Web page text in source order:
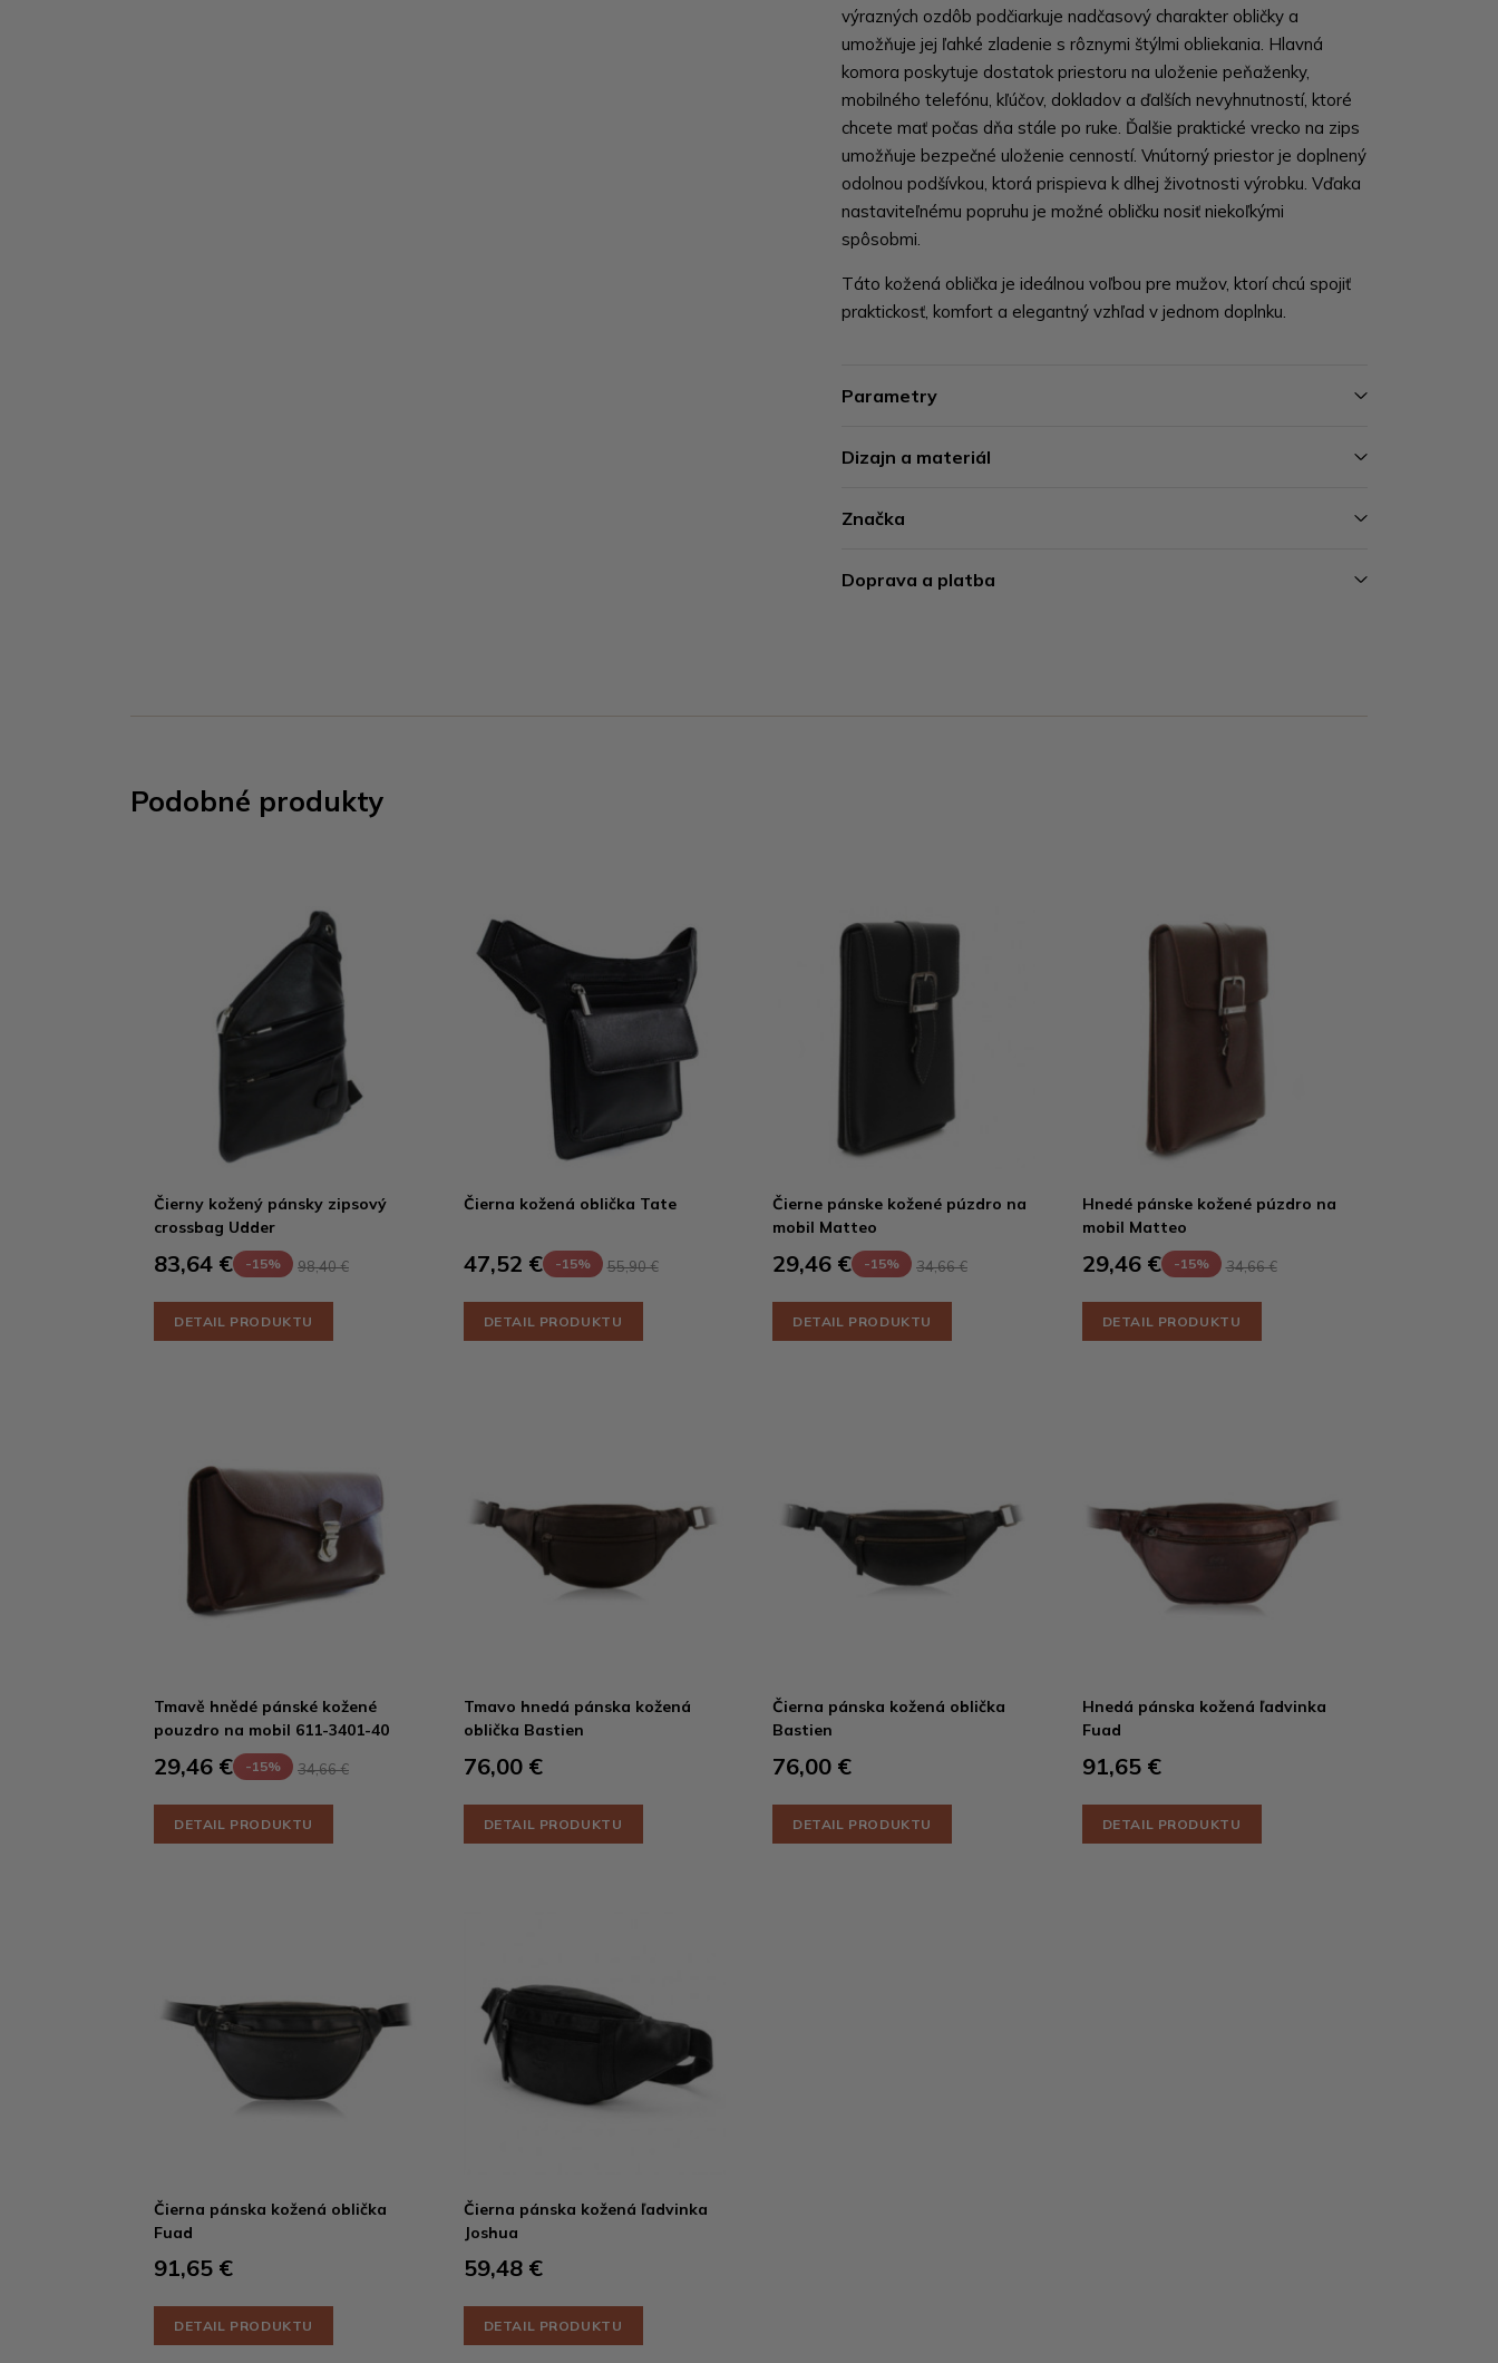
výrazných ozdôb podčiarkuje nadčasový charakter obličky a
umožňuje jej ľahké zladenie s rôznymi štýlmi obliekania. Hlavná
komora poskytuje dostatok priestoru na uloženie peňaženky,
mobilného telefónu, kľúčov, dokladov a ďalších nevyhnutností, ktoré
chcete mať počas dňa stále po ruke. Ďalšie praktické vrecko na zips
umožňuje bezpečné uloženie cenností. Vnútorný priestor je doplnený
odolnou podšívkou, ktorá prispieva k dlhej životnosti výrobku. Vďaka
nastaviteľnému popruhu je možné obličku nosiť niekoľkými
spôsobmi.
Táto kožená oblička je ideálnou voľbou pre mužov, ktorí chcú spojiť
praktickosť, komfort a elegantný vzhľad v jednom doplnku.
Parametry
Dizajn a materiál
Značka
Doprava a platba
Podobné produkty
Čierny kožený pánsky zipsový
crossbag Udder
83,64 € -15% 98,40 €
DETAIL PRODUKTU
Čierna kožená oblička Tate
47,52 € -15% 55,90 €
DETAIL PRODUKTU
Čierne pánske kožené púzdro na
mobil Matteo
29,46 € -15% 34,66 €
DETAIL PRODUKTU
Hnedé pánske kožené púzdro na
mobil Matteo
29,46 € -15% 34,66 €
DETAIL PRODUKTU
Tmavě hnědé pánské kožené
pouzdro na mobil 611-3401-40
29,46 € -15% 34,66 €
DETAIL PRODUKTU
Tmavo hnedá pánska kožená
oblička Bastien
76,00 €
DETAIL PRODUKTU
Čierna pánska kožená oblička
Bastien
76,00 €
DETAIL PRODUKTU
Hnedá pánska kožená ľadvinka
Fuad
91,65 €
DETAIL PRODUKTU
Čierna pánska kožená oblička
Fuad
91,65 €
DETAIL PRODUKTU
Čierna pánska kožená ľadvinka
Joshua
59,48 €
DETAIL PRODUKTU